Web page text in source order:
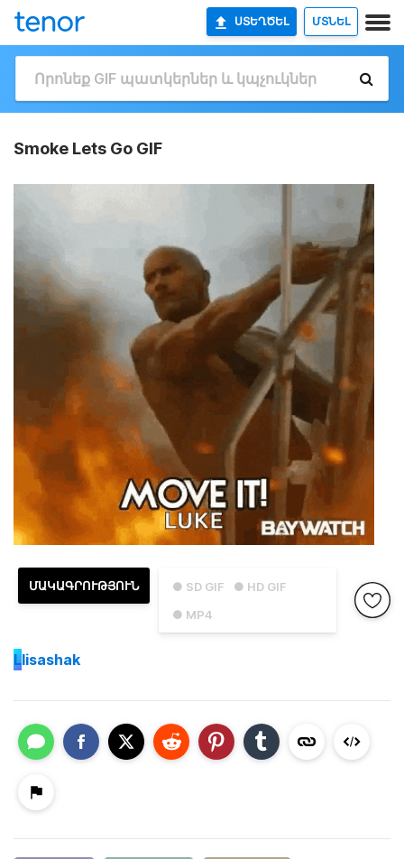
ՍՏԵՂԾԵԼ ՄՏՆԵԼ
Smoke Lets Go GIF
● SD GIF
● HD GIF
● MP4
ՄԱԿԱԳՐՈՒԹՅՈՒՆ
Llisashak